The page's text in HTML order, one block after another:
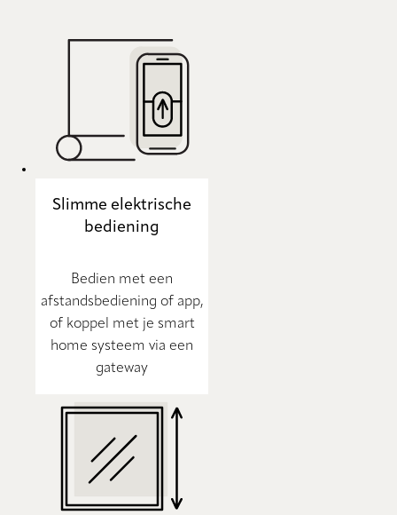
Slimme elektrische
bediening
Bedien met een
afstandsbediening of app,
of koppel met je smart
home systeem via een
gateway